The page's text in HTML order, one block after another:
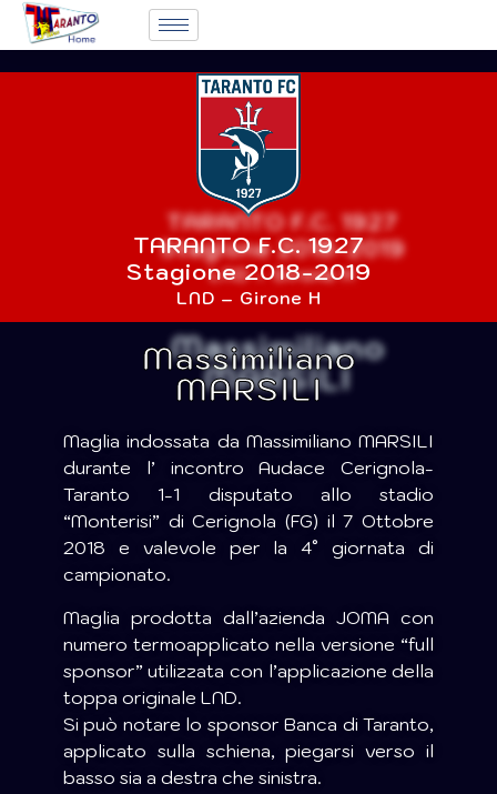
TARANTO F.C. 1927
Stagione 2018-2019
LND – Girone H
Massimiliano
MARSILI
Maglia indossata da Massimiliano MARSILI
durante l’ incontro Audace Cerignola-
Taranto 1-1 disputato allo stadio
“Monterisi” di Cerignola (FG) il 7 Ottobre
2018 e valevole per la 4° giornata di
campionato.
Maglia prodotta dall’azienda JOMA con
numero termoapplicato nella versione “full
sponsor” utilizzata con l’applicazione della
toppa originale LND.
Si può notare lo sponsor Banca di Taranto,
applicato sulla schiena, piegarsi verso il
basso sia a destra che sinistra.